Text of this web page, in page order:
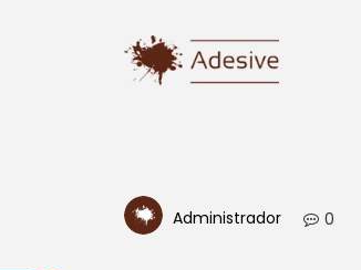
Administrador 0